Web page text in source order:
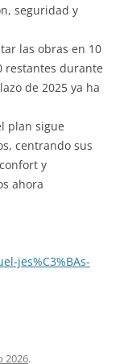
seguridad y
las obras en 10
restantes durante
de 2025 ya ha
plan sigue
centrando sus
y
ahora
jes%C3%BAs-
2026.